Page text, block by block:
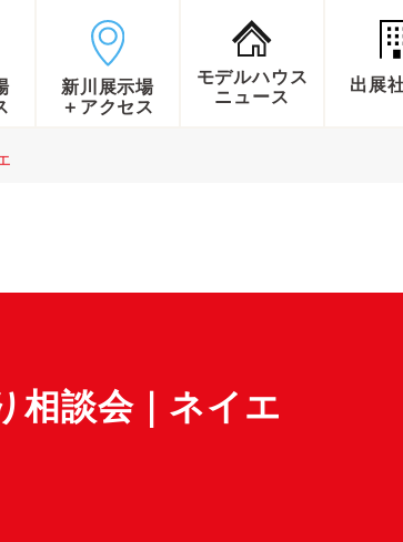
新川展示場
＋アクセス
モデルハウス
ニュース
出展
相談会｜ネイエ